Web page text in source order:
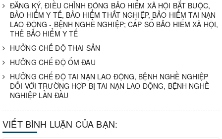
ĐĂNG KÝ, ĐIỀU CHỈNH ĐÓNG BẢO HIỂM XÃ HỘI BẮT BUỘC,
BẢO HIỂM Y TẾ, BẢO HIỂM THẤT NGHIỆP, BẢO HIỂM TAI NẠN
LAO ĐỘNG - BỆNH NGHỀ NGHIỆP; CẤP SỔ BẢO HIỂM XÃ HỘI,
THẺ BẢO HIỂM Y TẾ
HƯỞNG CHẾ ĐỘ THAI SẢN
HƯỞNG CHẾ ĐỘ ỐM ĐAU
HƯỞNG CHẾ ĐỘ TAI NẠN LAO ĐỘNG, BỆNH NGHỀ NGHIỆP
ĐỐI VỚI TRƯỜNG HỢP BỊ TAI NẠN LAO ĐỘNG, BỆNH NGHỀ
NGHIỆP LẦN ĐẦU
VIẾT BÌNH LUẬN CỦA BẠN: